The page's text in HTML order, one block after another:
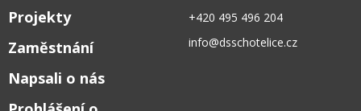
Projekty
Zaměstnání
Napsali o nás
+420 495 496 204
info@dsschotelice.cz